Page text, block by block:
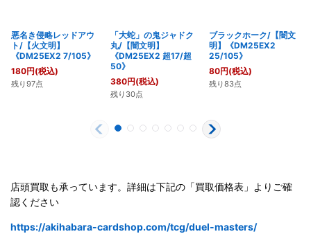
悪名き侵略レッドアウ
ト/【火文明】
《DM25EX2 7/105》
180円(税込)
残り97点
「大蛇」の鬼ジャドク
丸/【闇文明】
《DM25EX2 超17/超
50》
380円(税込)
残り30点
ブラックホーク/【闇文
明】《DM25EX2
25/105》
80円(税込)
残り83点
店頭買取も承っています。詳細は下記の「買取価格表」よりご確
認ください
https://akihabara-cardshop.com/tcg/duel-masters/